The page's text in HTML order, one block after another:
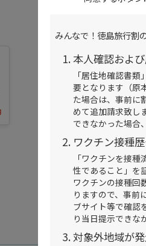
みんなで！徳島旅行割
本人確認およ
「居住地確認書
要となります（原
た場合は、事前に
めて追加請求致し
できなかった場合
ワクチン接種
「ワクチンを接
性であること」を
ワクチンの接種回
りますので、事前
ブサイト等で確認
り当日提示できな
対象外地域が